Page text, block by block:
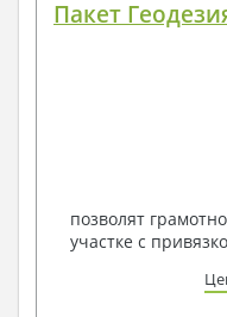
Пакет
позволят
участке с